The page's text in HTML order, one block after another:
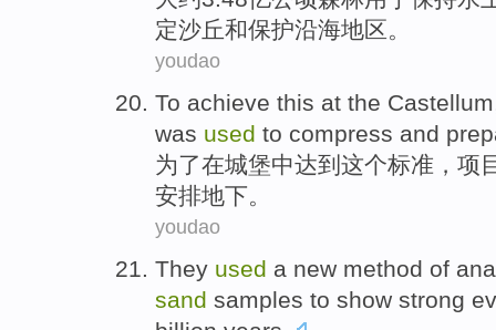
定沙丘和保护沿海地区。
youdao
To achieve this at the Castellum
was used to compress and
为了在城堡中达到 这个标准，项
安排地下。
youdao
They used a new method of
sand samples to show strong